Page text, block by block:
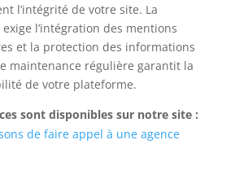
l’intégrité de votre site. La
l’intégration des mentions
et la protection des informations
maintenance régulière garantit la
de votre plateforme.
sont disponibles sur notre site :
de faire appel à une agence